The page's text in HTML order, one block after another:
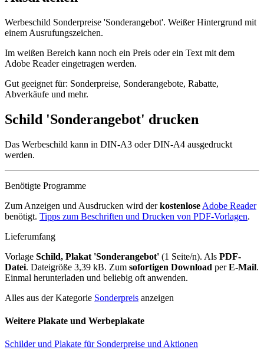
Werbeschild Sonderpreise 'Sonderangebot'. Weißer Hintergrund mit
einem Ausrufungszeichen.
Im weißen Bereich kann noch ein Preis oder ein Text mit dem
Adobe Reader eingetragen werden.
Gut geeignet für: Sonderpreise, Sonderangebote, Rabatte,
Abverkäufe und mehr.
Schild 'Sonderangebot' drucken
Das Werbeschild kann in DIN-A3 oder DIN-A4 ausgedruckt
werden.
Benötigte Programme
Zum Anzeigen und Ausdrucken wird derkostenlose Adobe Reader
benötigt. Tipps zum Beschriften und Drucken von PDF-Vorlagen.
Lieferumfang
Vorlage Schild, Plakat 'Sonderangebot' (1 Seite/n). Als PDF-
Datei. Dateigröße 3,39 kB. Zum sofortigen Download perE-Mail.
Einmal herunterladen und beliebig oft anwenden.
Alles aus der Kategorie Sonderpreis anzeigen
Weitere Plakate und Werbeplakate
Schilder und Plakate für Sonderpreise und Aktionen